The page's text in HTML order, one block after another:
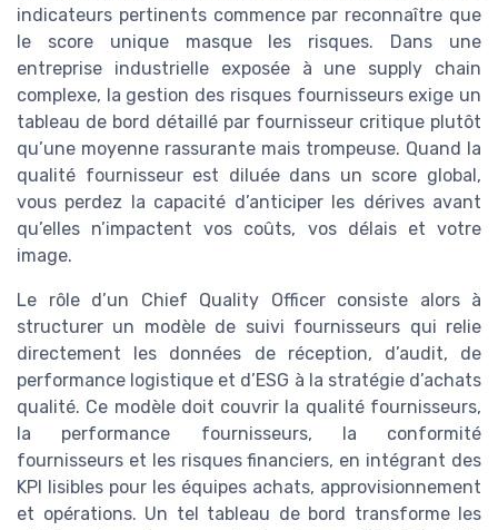
indicateurs pertinents commence par reconnaître que
le score unique masque les risques. Dans une
entreprise industrielle exposée à une supply chain
complexe, la gestion des risques fournisseurs exige un
tableau de bord détaillé par fournisseur critique plutôt
qu’une moyenne rassurante mais trompeuse. Quand la
qualité fournisseur est diluée dans un score global,
vous perdez la capacité d’anticiper les dérives avant
qu’elles n’impactent vos coûts, vos délais et votre
image.
Le rôle d’un Chief Quality Officer consiste alors à
structurer un modèle de suivi fournisseurs qui relie
directement les données de réception, d’audit, de
performance logistique et d’ESG à la stratégie d’achats
qualité. Ce modèle doit couvrir la qualité fournisseurs,
la performance fournisseurs, la conformité
fournisseurs et les risques financiers, en intégrant des
KPI lisibles pour les équipes achats, approvisionnement
et opérations. Un tel tableau de bord transforme les